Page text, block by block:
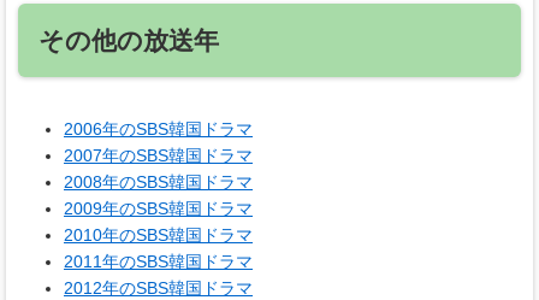
その他の放送年
2006年のSBS韓国ドラマ
2007年のSBS韓国ドラマ
2008年のSBS韓国ドラマ
2009年のSBS韓国ドラマ
2010年のSBS韓国ドラマ
2011年のSBS韓国ドラマ
2012年のSBS韓国ドラマ